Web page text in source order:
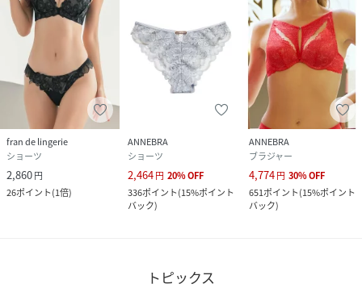
fran de lingerie
ショーツ
2,860円
26ポイント(1倍)
ANNEBRA
ショーツ
2,464円 20%OFF
336ポイント(15%ポイント
バック)
ANNEBRA
ブラジャー
4,774円 30%OFF
651ポイント(15%ポイント
バック)
トピックス